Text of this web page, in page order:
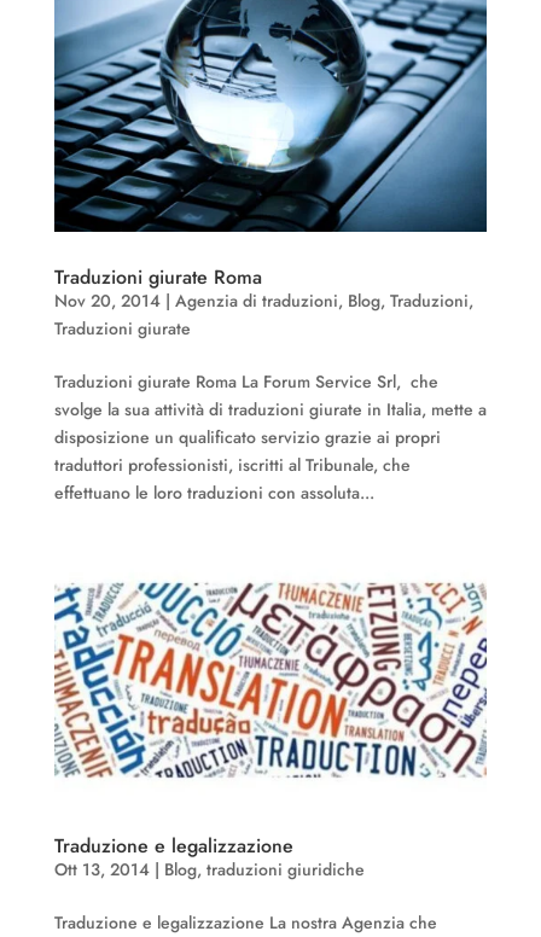
Traduzioni giurate Roma
Nov 20, 2014| Agenzia di traduzioni, Blog, Traduzioni,
Traduzioni giurate
Traduzioni giurate Roma La Forum Service Srl, che
svolge la sua attività di traduzioni giurate in Italia, mette a
disposizione un qualificato servizio grazie ai propri
traduttori professionisti, iscritti al Tribunale, che
effettuano le loro traduzioni con assoluta...
Traduzione e legalizzazione
Ott 13, 2014| Blog, traduzioni giuridiche
Traduzione e legalizzazione La nostra Agenzia che